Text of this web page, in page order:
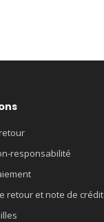
responsabilité
retour et note de crédit